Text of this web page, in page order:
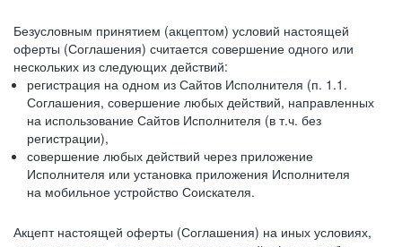
Безусловным принятием (акцептом) условий настоящей
оферты (Соглашения) считается совершение одного или
нескольких из следующих действий:
регистрация на одном из Сайтов Исполнителя (п. 1.1.
Соглашения, совершение любых действий, направленных
на использование Сайтов Исполнителя (в т.ч. без
регистрации),
совершение любых действий через приложение
Исполнителя или установка приложения Исполнителя
на мобильное устройство Соискателя.
Акцепт настоящей оферты (Соглашения) на иных условиях,